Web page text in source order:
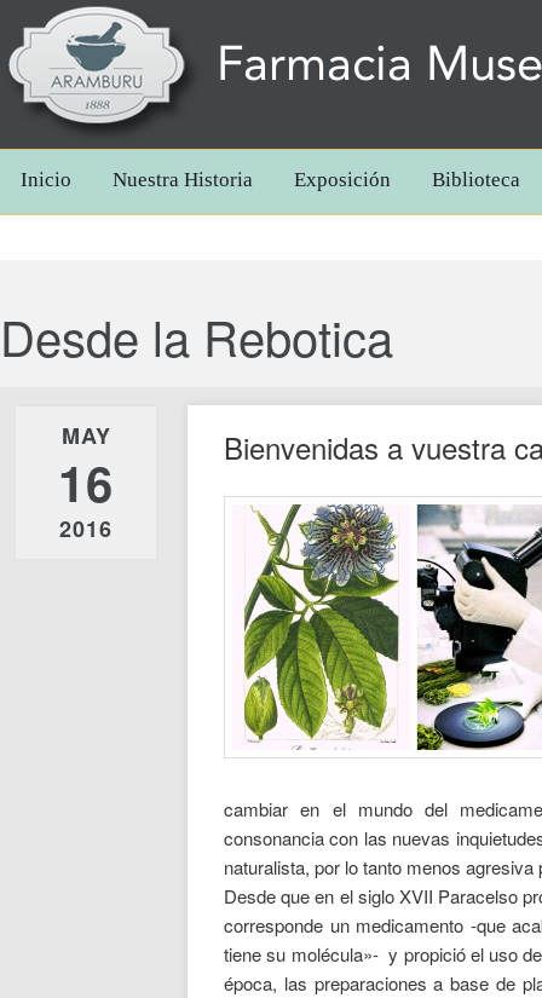
Farmacia
Inicio Nuestra Historia Exposición Biblioteca
Desde la Rebotica
MAY
16
2016
Bienvenidas a vuestra
cambiar en el mundo del
consonancia con las nuevas
naturalista, por lo tanto menos
Desde que en el siglo XVII Paracelso
corresponde un medicamento -que
tiene su molécula»- y propició el uso
época, las preparaciones a base de